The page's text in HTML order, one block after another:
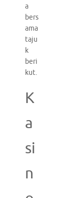
a
bers
ama
taju
k
beri
kut.
K
a
si
n